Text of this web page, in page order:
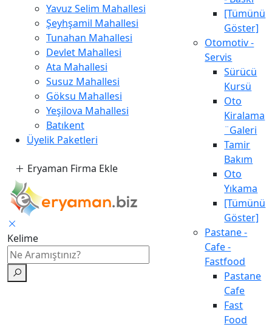
Yavuz Selim Mahallesi
Şeyhşamil Mahallesi
Tunahan Mahallesi
Devlet Mahallesi
Ata Mahallesi
Susuz Mahallesi
Göksu Mahallesi
Yeşilova Mahallesi
Batıkent
Üyelik Paketleri
Eryaman Firma Ekle
Kelime
[Tümünü
Göster]
Otomotiv -
Servis
Sürücü
Kursü
Oto
Kiralama
¨Galeri
Tamir
Bakım
Oto
Yıkama
[Tümünü
Göster]
Pastane -
Cafe -
Fastfood
Pastane
Cafe
Fast
Food